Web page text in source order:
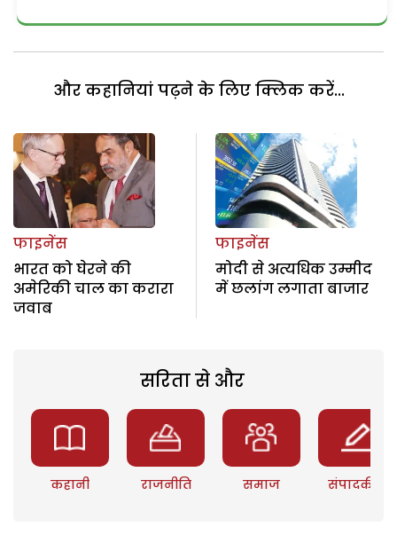
और कहानियां पढ़ने के लिए क्लिक करें...
फाइनेंस
भारत को घेरने की
अमेरिकी चाल का करारा
जवाब
फाइनेंस
मोदी से अत्यधिक उम्मीद
में छलांग लगाता बाजार
सरिता से और
कहानी राजनीति समाज संपादकीय